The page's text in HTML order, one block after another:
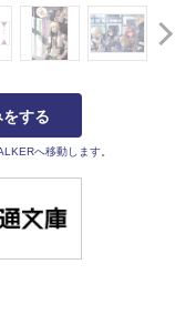
する
へ移動します。